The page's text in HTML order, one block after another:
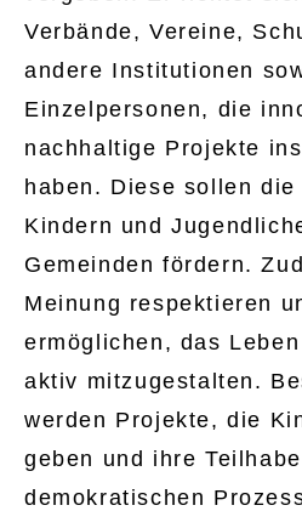
Verbände, Vereine,
andere Institutionen
Einzelpersonen, die
nachhaltige Projekte
haben. Diese sollen
Kindern und
Gemeinden fördern.
Meinung respektieren
ermöglichen, das
aktiv mitzugestalten.
werden Projekte, die
geben und ihre
demokratischen